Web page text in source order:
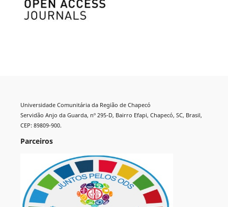
Universidade Comunitária da Região de Chapecó
Servidão Anjo da Guarda, nº 295-D, Bairro Efapi, Chapecó, SC, Brasil,
CEP: 89809-900.
Parceiros